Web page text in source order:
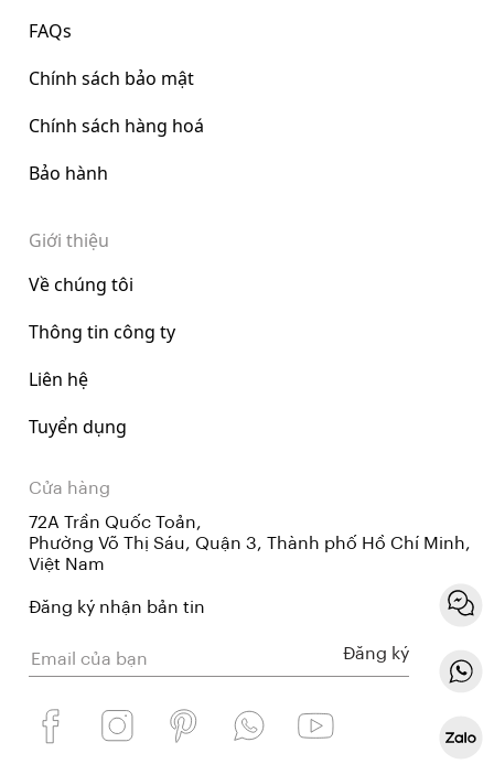
FAQs
Chính sách bảo mật
Chính sách hàng hoá
Bảo hành
Giới thiệu
Về chúng tôi
Thông tin công ty
Liên hệ
Tuyển dụng
Cửa hàng
72A Trần Quốc Toản,
Phường Võ Thị Sáu, Quận 3, Thành phố Hồ Chí Minh,
Việt Nam
Đăng ký nhận bản tin
Đăng ký